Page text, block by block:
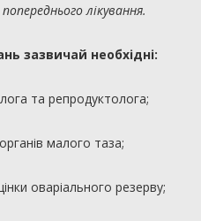
лікування.
зазвичай необхідні:
та репродуктолога;
малого таза;
оваріального резерву;